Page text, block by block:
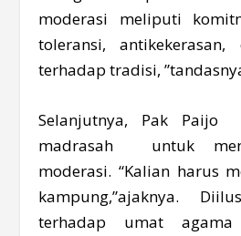
moderasi meliputi
toleransi,
terhadap tradisi,
Selanjutnya, Pak Paijo
madrasah untuk
moderasi. “Kalian harus
kampung,”ajaknya.
terhadap umat